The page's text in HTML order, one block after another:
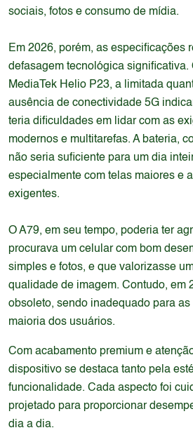
sociais, fotos e consumo de mídia.
Em 2026, porém, as especificações
defasagem tecnológica significativa.
MediaTek Helio P23, a limitada
ausência de conectividade 5G
teria dificuldades em lidar com as
modernos e multitarefas. A bateria,
não seria suficiente para um dia
especialmente com telas maiores e
exigentes.
O A79, em seu tempo, poderia ter
procurava um celular com bom
simples e fotos, e que valorizasse
qualidade de imagem. Contudo, em
obsoleto, sendo inadequado para
maioria dos usuários.
Com acabamento premium e
dispositivo se destaca tanto pela
funcionalidade. Cada aspecto foi
projetado para proporcionar
dia a dia.